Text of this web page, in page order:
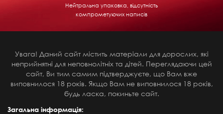
Нейтральна упаковка, відсутність
компрометуючих написів
Увага! Даний сайт містить матеріали для дорослих, які
неприйнятні для неповнолітніх та дітей. Переглядаючи цей
сайт, Ви тим самим підтверджуєте, що Вам вже
виповнилося 18 років. Якщо Вам не виповнилося 18 років,
будь ласка, покиньте сайт.
Загальна інформація: